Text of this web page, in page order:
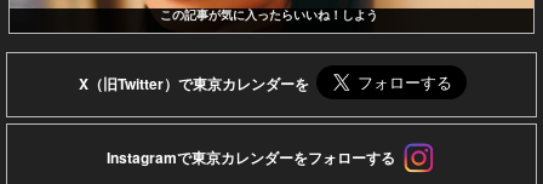
この記事が気に入ったらいいね！しよう
X（旧Twitter）で東京カレンダーを
Instagramで東京カレンダーをフォローする